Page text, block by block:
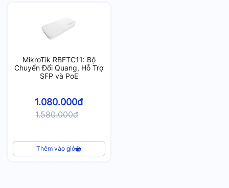
MikroTik RBFTC11: Bộ
Chuyển Đổi Quang, Hỗ Trợ
SFP và PoE
1.080.000đ
1.580.000đ
Thêm vào giỏ